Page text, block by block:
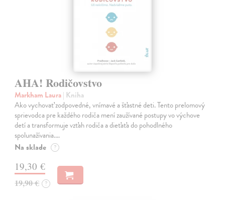
AHA! Rodičovstvo
Markham Laura| Kniha
Ako vychovať zodpovedné, vnímavé a šťastné deti. Tento prelomový
sprievodca pre každého rodiča mení zaužívané postupy vo výchove
detí a transformuje vzťah rodiča a dieťaťa do pohodlného
spolunažívania.…
Na sklade ?
19,30 €
19,90 € ?